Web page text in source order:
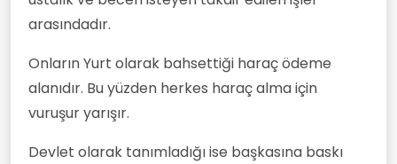
arasındadır.
Onların Yurt olarak bahsettiği haraç ödeme
alanıdır. Bu yüzden herkes haraç alma için
vuruşur yarışır.
Devlet olarak tanımladığı ise başkasına baskı